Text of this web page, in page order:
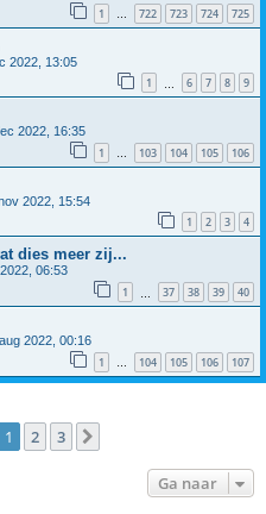
1 722 723 724 725
2022, 13:05
1 6 7 8 9
2022, 16:35
1 … 103 104 105 106
2022, 15:54
1 2 3 4
dies meer zij...
06:53
1 37 38 39 40
2022, 00:16
1 … 104 105 106 107
1 2 3
Ga naar